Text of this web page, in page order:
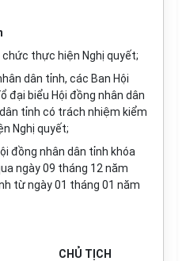
chức thực hiện Nghị quyết;
dân tỉnh, các Ban Hội
đại biểu Hội đồng nhân dân
tỉnh có trách nhiệm kiểm
Nghị quyết;
đồng nhân dân tỉnh khóa
ngày 09 tháng 12 năm
từ ngày 01 tháng 01 năm
CHỦ TỊCH